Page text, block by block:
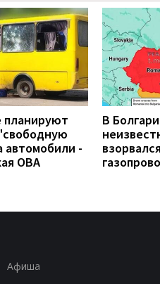
планируют
автомобили -
ОВА
В
Афиша